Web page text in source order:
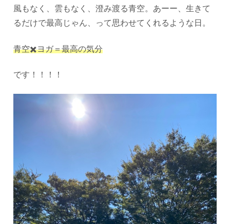
風もなく、雲もなく、澄み渡る青空。あーー、生きて
るだけで最高じゃん、って思わせてくれるような日。
青空✖️ヨガ＝最高の気分
です！！！！